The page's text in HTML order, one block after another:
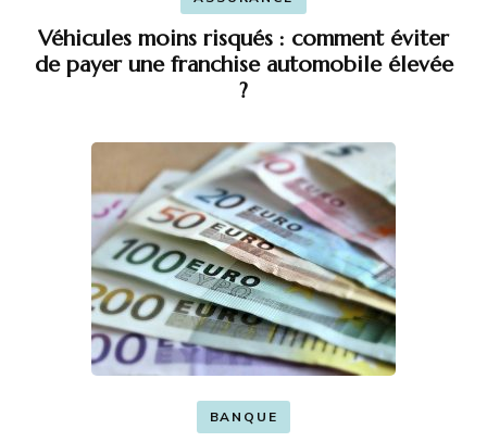
Véhicules moins risqués : comment éviter
de payer une franchise automobile élevée
?
BANQUE